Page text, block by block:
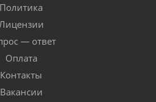
Политика
— ответ
Оплата
Контакты
Вакансии